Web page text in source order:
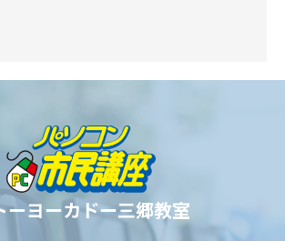
ーヨーカドー三郷教室